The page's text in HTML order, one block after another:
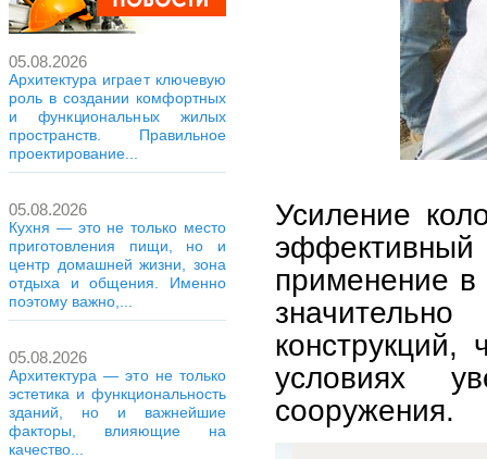
05.08.2026
Архитектура играет ключевую
роль в создании комфортных
и функциональных жилых
пространств. Правильное
проектирование...
05.08.2026
Кухня — это не только место
приготовления пищи, но и
центр домашней жизни, зона
отдыха и общения. Именно
поэтому важно,...
05.08.2026
Архитектура — это не только
эстетика и функциональность
зданий, но и важнейшие
факторы, влияющие на
качество...
Усиление
применение в
конструкций,
условиях
сооружения.